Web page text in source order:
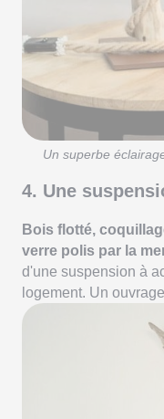
Un superbe
4. Une
Bois flotté,
verre polis par la
d'une suspension à
logement. Un